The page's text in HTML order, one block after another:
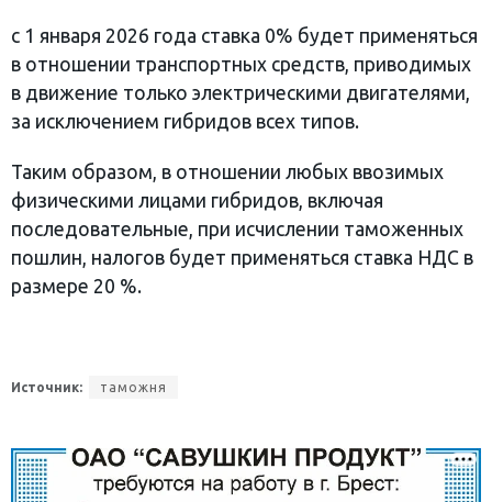
с 1 января 2026 года ставка 0% будет применяться
в отношении транспортных средств, приводимых
в движение только электрическими двигателями,
за исключением гибридов всех типов.
Таким образом, в отношении любых ввозимых
физическими лицами гибридов, включая
последовательные, при исчислении таможенных
пошлин, налогов будет применяться ставка НДС в
размере 20 %.
Источник: таможня